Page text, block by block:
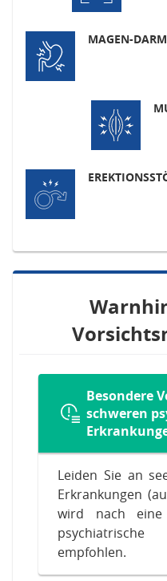
MAGEN-
Besondere
schweren
Leiden Sie an
Erkrankungen
wird nach eine
empfohlen.